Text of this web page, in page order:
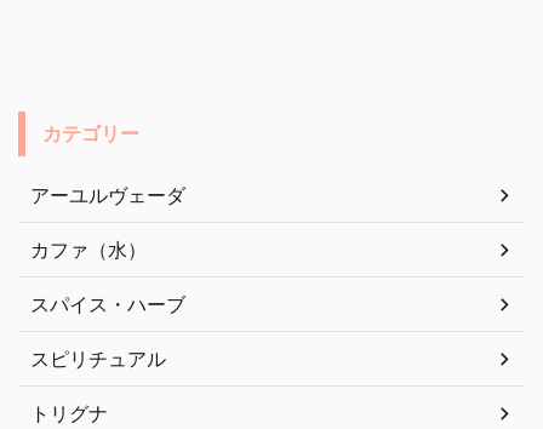
カテゴリー
アーユルヴェーダ
カファ（水）
スパイス・ハーブ
スピリチュアル
トリグナ